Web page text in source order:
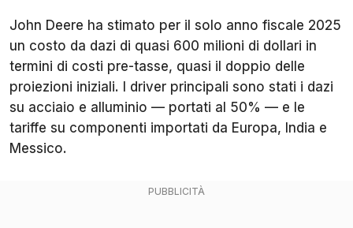
John Deere ha stimato per il solo anno fiscale 2025
un costo da dazi di quasi 600 milioni di dollari in
termini di costi pre-tasse, quasi il doppio delle
proiezioni iniziali. I driver principali sono stati i dazi
su acciaio e alluminio — portati al 50% — e le
tariffe su componenti importati da Europa, India e
Messico.